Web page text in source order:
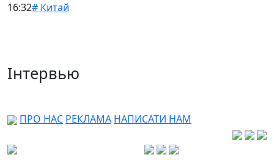
16:32# Китай
Інтервью
ПРО НАС РЕКЛАМА НАПИСАТИ НАМ